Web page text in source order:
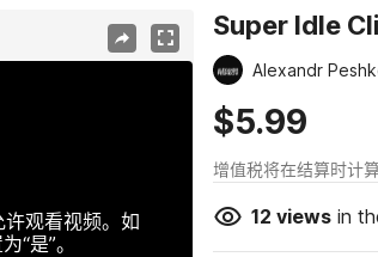
观看视频。如
“是”。
Super Idle
Alexandr
$5.99
增值税将在结算时计
12 viewsin